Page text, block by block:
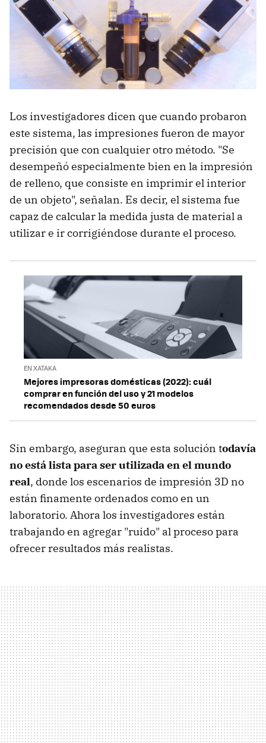
Los investigadores dicen que cuando probaron
este sistema, las impresiones fueron de mayor
precisión que con cualquier otro método. "Se
desempeñó especialmente bien en la impresión
de relleno, que consiste en imprimir el interior
de un objeto", señalan. Es decir, el sistema fue
capaz de calcular la medida justa de material a
utilizar e ir corrigiéndose durante el proceso.
EN XATAKA
Mejores impresoras domésticas (2022): cuál
comprar en función del uso y 21 modelos
recomendados desde 50 euros
Sin embargo, aseguran que esta solución todavía
no está lista para ser utilizada en el mundo
real, donde los escenarios de impresión 3D no
están finamente ordenados como en un
laboratorio. Ahora los investigadores están
trabajando en agregar "ruido" al proceso para
ofrecer resultados más realistas.